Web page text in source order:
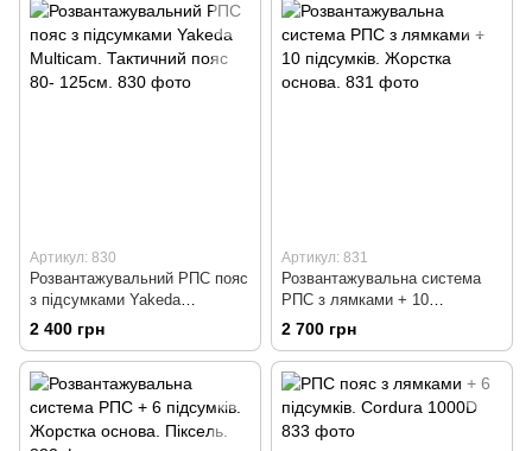
Артикул: 830
Розвантажувальний РПС пояс
з підсумками Yakeda
Multicam. Тактичний пояс 80-
2 400 грн
Артикул: 831
Розвантажувальна система
РПС з лямками + 10
підсумків. Жорстка основа.
2 700 грн